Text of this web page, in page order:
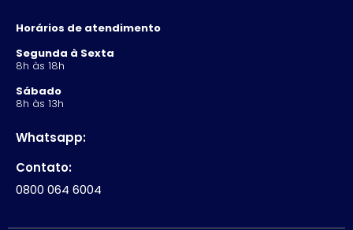
Horários de atendimento
Segunda à Sexta
8h às 18h
Sábado
8h às 13h
Whatsapp:
Contato:
0800 064 6004